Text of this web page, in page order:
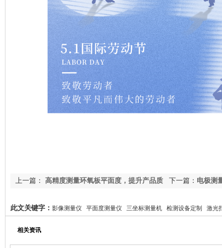
下一篇： 电极测
上一篇：
高精度测量环氧板平面度，提升产品质
此文关键字： 影像测量仪 平面度测量仪 三坐标测量机 检测设备定制 激光
相关资讯